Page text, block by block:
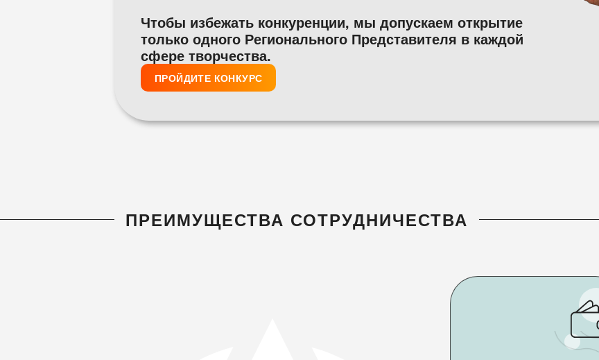
Чтобы избежать конкуренции, мы допускаем открытие
только одного Регионального Представителя в каждой
сфере творчества.
ПРОЙДИТЕ КОНКУРС
ПРЕИМУЩЕСТВА СОТРУДНИЧЕСТВА